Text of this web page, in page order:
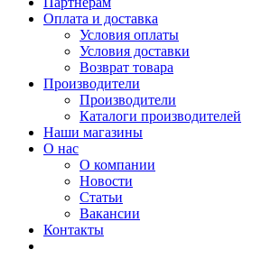
Оплата и доставка
Условия оплаты
Условия доставки
Возврат товара
Производители
Производители
Каталоги производителей
Наши магазины
О нас
О компании
Новости
Статьи
Вакансии
Контакты